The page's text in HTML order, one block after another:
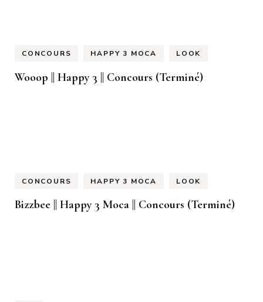
CONCOURS HAPPY 3 MOCA LOOK
Wooop || Happy 3 || Concours (Terminé)
CONCOURS HAPPY 3 MOCA LOOK
Bizzbee || Happy 3 Moca || Concours (Terminé)